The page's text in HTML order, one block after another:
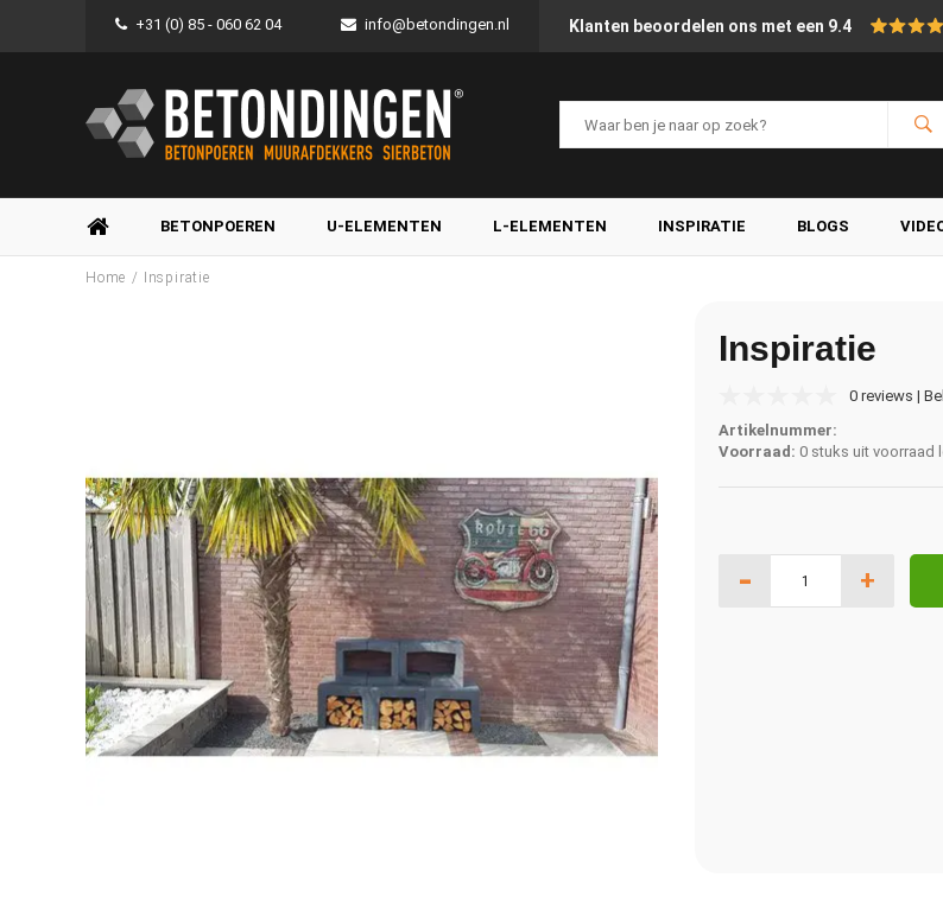
+31 (0) 85 - 060 62 04 info@betondingen.nl Klanten beoordelen ons met een 9.4
BETONPOEREN U-ELEMENTEN L-ELEMENTEN INSPIRATIE BLOGS
Home / Inspiratie
Inspiratie
0 reviews |
Artikelnummer:
Voorraad: 0 stuks uit voorraad
- +